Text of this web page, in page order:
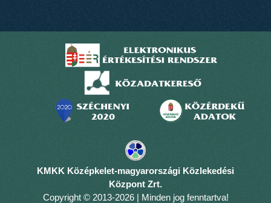
KMKK Középkelet-magyarországi Közlekedési
Központ Zrt.
Copyright © 2013-2026 | Minden jog fenntartva!